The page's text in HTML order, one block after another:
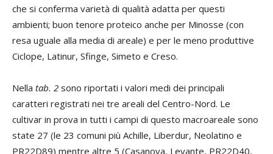
che si conferma varietà di qualità adatta per questi
ambienti; buon tenore proteico anche per Minosse (con
resa uguale alla media di areale) e per le meno produttive
Ciclope, Latinur, Sfinge, Simeto e Creso.
Nella tab. 2 sono riportati i valori medi dei principali
caratteri registrati nei tre areali del Centro-Nord. Le
cultivar in prova in tutti i campi di questo macroareale sono
state 27 (le 23 comuni più Achille, Liberdur, Neolatino e
PR22D89) mentre altre 5 (Casanova, Levante, PR22D40,